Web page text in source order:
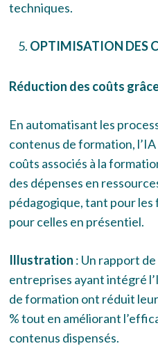
techniques.
OPTIMISATION DES
Réduction des coûts
En automatisant les
contenus de formation,
coûts associés à la
des dépenses en
pédagogique, tant pour
pour celles en présentiel.
Illustration : Un rapport
entreprises ayant intégré
de formation ont réduit
% tout en améliorant
contenus dispensés.